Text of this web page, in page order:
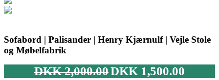
Sofabord | Palisander | Henry Kjærnulf | Vejle Stole
og Møbelfabrik
DKK2,000.00 Den
oprindelige
DKK1,500.00aktuelle